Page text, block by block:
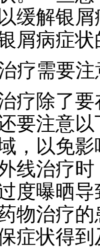
缓解银
屑病症
疗需要
疗除了
要注意
，以免
线治疗
度曝晒
物治疗
症状得